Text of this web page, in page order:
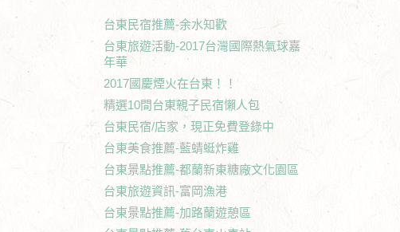
台東民宿推薦-余水知歡
台東旅遊活動-2017台灣國際熱氣球嘉
年華
2017國慶煙火在台東！！
精選10間台東親子民宿懶人包
台東民宿/店家，現正免費登錄中
台東美食推薦-藍蜻蜓炸雞
台東景點推薦-都蘭新東糖廠文化園區
台東旅遊資訊-富岡漁港
台東景點推薦-加路蘭遊憩區